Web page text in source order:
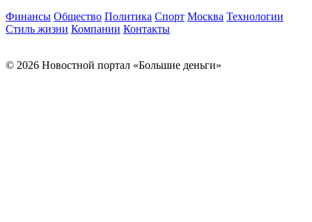
Финансы Общество Политика Спорт Москва Технологии
Стиль жизни Компании Контакты
© 2026 Новостной портал «Большие деньги»